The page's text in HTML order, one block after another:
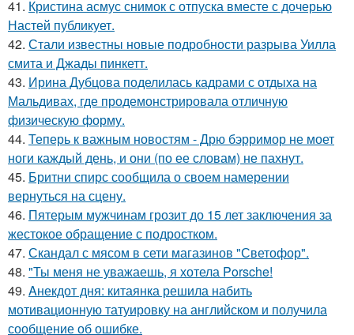
41. Кристина асмус снимок с отпуска вместе с дочерью
Настей публикует.
42. Стали известны новые подробности разрыва Уилла
смита и Джады пинкетт.
43. Ирина Дубцова поделилась кадрами с отдыха на
Мальдивах, где продемонстрировала отличную
физическую форму.
44. Теперь к важным новостям - Дрю бэрримор не моет
ноги каждый день, и они (по ее словам) не пахнут.
45. Бритни спирс сообщила о своем намерении
вернуться на сцену.
46. Пятерым мужчинам грозит до 15 лет заключения за
жестокое обращение с подростком.
47. Скандал с мясом в сети магазинов "Светофор".
48. "Ты меня не уважаешь, я хотела Porsche!
49. Aнекдот дня: китаянка решила набить
мотивационную татуировку на английском и получила
сообщение об ошибке.